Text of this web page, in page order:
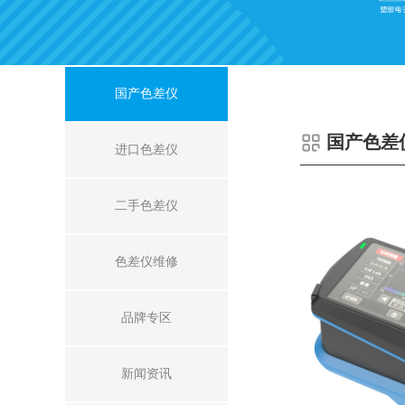
国产色差仪
进口色差仪
二手色差仪
色差仪维修
品牌专区
新闻资讯
国产色差